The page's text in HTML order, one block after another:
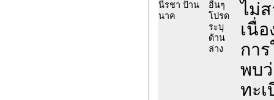
นีรชา ป้าน
นาค
อื่นๆ
โปรด
ระบุ
ด้าน
ล่าง
ไม่
เนื่
กา
พบ
ทะ